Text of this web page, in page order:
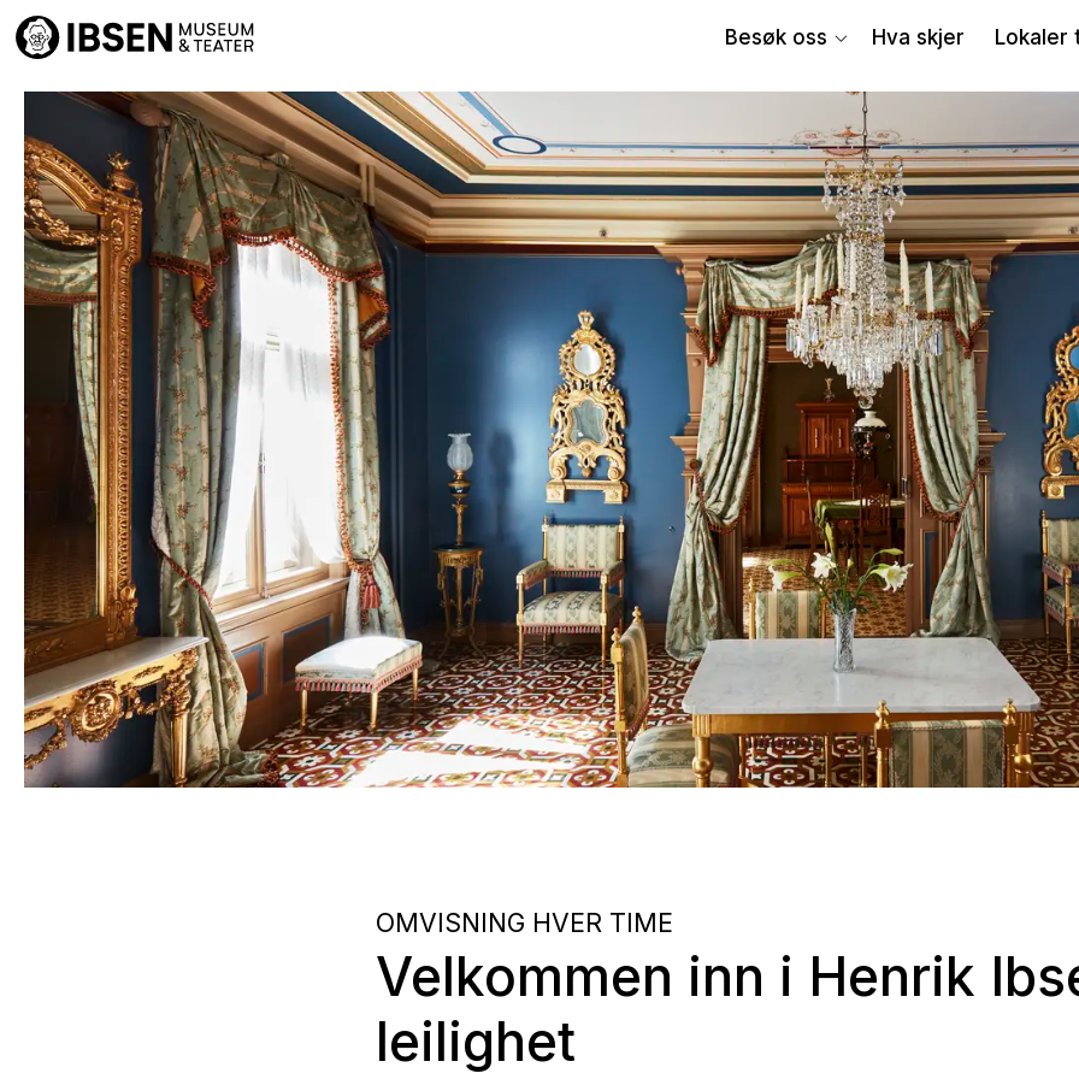
Besøk oss Hva skjer Lokaler
OMVISNING HVER TIME
Velkommen inn i Henrik
leilighet